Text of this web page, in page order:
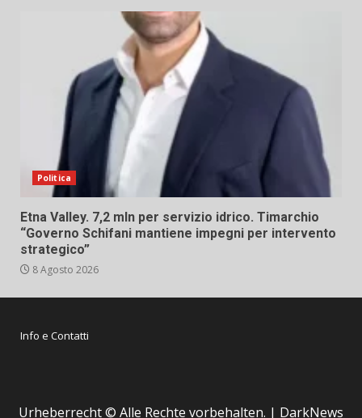
Politica
Etna Valley. 7,2 mln per servizio idrico. Timarchio
“Governo Schifani mantiene impegni per intervento
strategico”
8 Agosto 2026
Info e Contatti
Urheberrecht © Alle Rechte vorbehalten. | DarkNews